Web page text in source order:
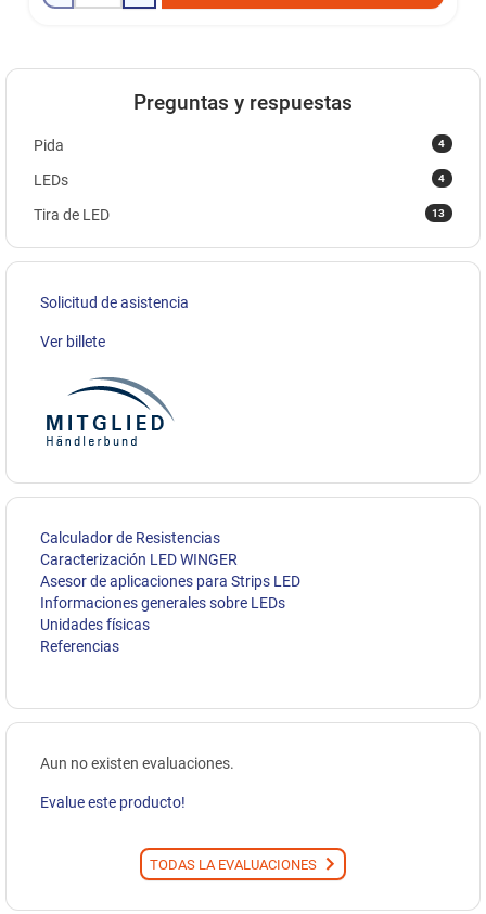
Preguntas y respuestas
4
Pida
4
LEDs
13
Tira de LED
Solicitud de asistencia
Ver billete
Calculador de Resistencias
Caracterización LED WINGER
Asesor de aplicaciones para Strips LED
Informaciones generales sobre LEDs
Unidades físicas
Referencias
Aun no existen evaluaciones.
Evalue este producto!
TODAS LA EVALUACIONES